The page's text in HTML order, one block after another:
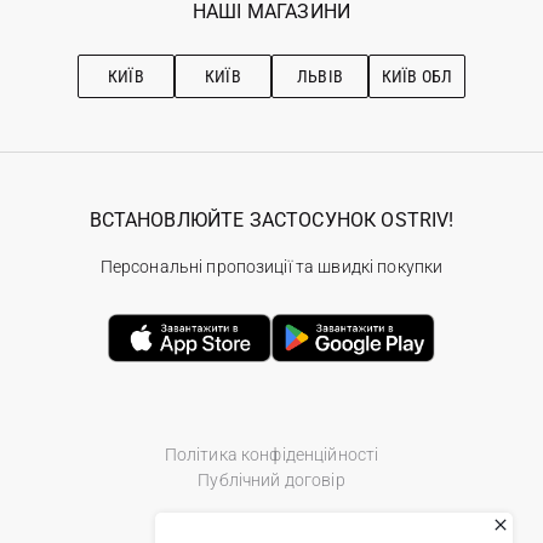
Ostriv Club+
Рекомендації з догляду
НАШІ МАГАЗИНИ
КИЇВ КИЇВ ЛЬВІВ КИЇВ ОБЛ
Політика конфіденційності
Публічний договір
ВСТАНОВЛЮЙТЕ ЗАСТОСУНОК OSTRIV!
Персональні пропозиції та швидкі покупки